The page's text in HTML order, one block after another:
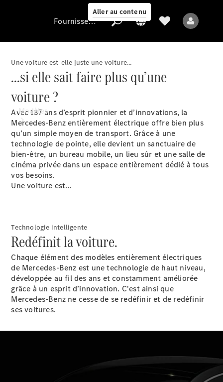
Aller au contenu
Fournisseur /
Protection des
données
Modèles
Tous les modèles
Modèles électriques
Modèles Plug-in Hybrid
Berline
Fournisseur / Protection des données
Une voiture est-elle juste une voiture...
...si elle sait faire plus qu’une
voiture ?
Avec 137 ans d’esprit pionnier et d’innovations, la
Mercedes-Benz entièrement électrique offre bien plus
qu’un simple moyen de transport. Grâce à une
technologie de pointe, elle devient un sanctuaire de
bien-être, un bureau mobile, un lieu sûr et une salle de
cinéma privée dans un espace entièrement dédié à tous
vos besoins.
Une voiture est...
Technologie intelligente
Redéfinit la voiture.
Chaque élément des modèles entièrement électriques
de Mercedes-Benz est une technologie de haut niveau,
développée au fil des ans et constamment améliorée
grâce à un esprit d’innovation. C'est ainsi que
Mercedes-Benz ne cesse de se redéfinir et de redéfinir
ses voitures.